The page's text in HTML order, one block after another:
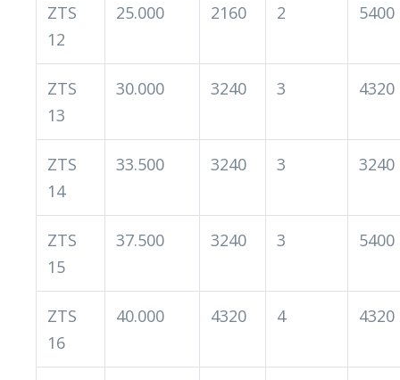
ZTS
12
25.000 2160 2 5400
ZTS
13
30.000 3240 3 4320
ZTS
14
33.500 3240 3 3240
ZTS
15
37.500 3240 3 5400
ZTS
16
40.000 4320 4 4320